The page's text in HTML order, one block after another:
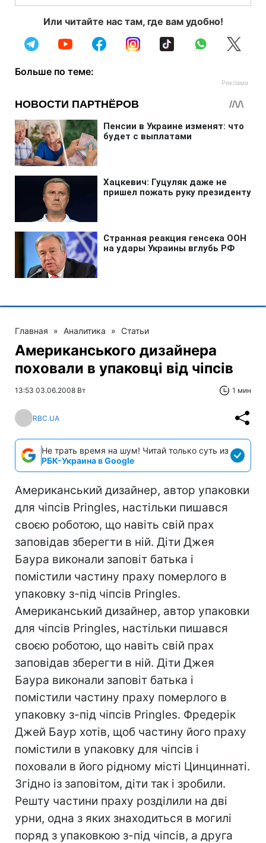
Или читайте нас там, где вам удобно!
Больше по теме:
Главная » Аналитика » Статьи
Американського дизайнера
поховали в упаковці від чіпсів
13:53 03.06.2008 Вт 1 мин
RBC.UA
Не трать время на шум! Читай только суть из
РБК-Украина в Google
Американський дизайнер, автор упаковки
для чіпсів Pringles, настільки пишався
своєю роботою, що навіть свій прах
заповідав зберегти в ній. Діти Джея
Баура виконали заповіт батька і
помістили частину праху померлого в
упаковку з-під чіпсів Pringles.
Американський дизайнер, автор упаковки
для чіпсів Pringles, настільки пишався
своєю роботою, що навіть свій прах
заповідав зберегти в ній. Діти Джея
Баура виконали заповіт батька і
помістили частину праху померлого в
упаковку з-під чіпсів Pringles. Фредерік
Джей Баур хотів, щоб частину його праху
помістили в упаковку для чіпсів і
поховали в його рідному місті Цинциннаті.
Згідно із заповітом, діти так і зробили.
Решту частини праху розділили на дві
урни, одна з яких знаходиться в могилі
поряд з упаковкою з-під чіпсів, а друга